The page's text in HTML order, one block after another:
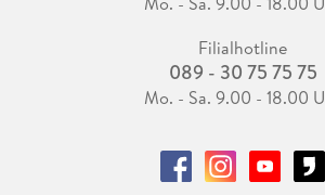
Filialhotline
089 - 30 75 75 75
Mo. - Sa. 9.00 - 18.00